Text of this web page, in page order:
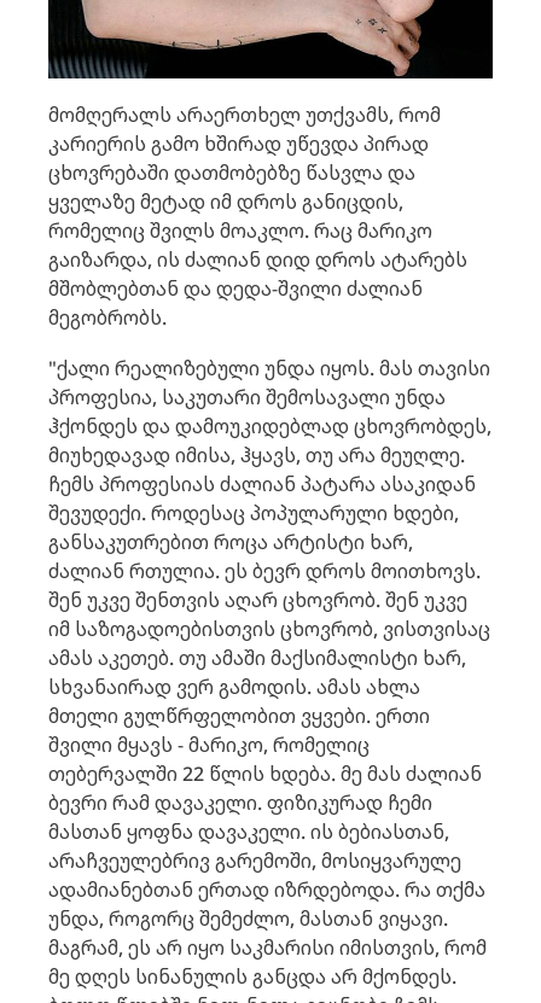
მომღერალს არაერთხელ უთქვამს, რომ
კარიერის გამო ხშირად უწევდა პირად
ცხოვრებაში დათმობებზე წასვლა და
ყველაზე მეტად იმ დროს განიცდის,
რომელიც შვილს მოაკლო. რაც მარიკო
გაიზარდა, ის ძალიან დიდ დროს ატარებს
მშობლებთან და დედა-შვილი ძალიან
მეგობრობს.
"ქალი რეალიზებული უნდა იყოს. მას თავისი
პროფესია, საკუთარი შემოსავალი უნდა
ჰქონდეს და დამოუკიდებლად ცხოვრობდეს,
მიუხედავად იმისა, ჰყავს, თუ არა მეუღლე.
ჩემს პროფესიას ძალიან პატარა ასაკიდან
შევუდექი. როდესაც პოპულარული ხდები,
განსაკუთრებით როცა არტისტი ხარ,
ძალიან რთულია. ეს ბევრ დროს მოითხოვს.
შენ უკვე შენთვის აღარ ცხოვრობ. შენ უკვე
იმ საზოგადოებისთვის ცხოვრობ, ვისთვისაც
ამას აკეთებ. თუ ამაში მაქსიმალისტი ხარ,
სხვანაირად ვერ გამოდის. ამას ახლა
მთელი გულწრფელობით ვყვები. ერთი
შვილი მყავს - მარიკო, რომელიც
თებერვალში 22 წლის ხდება. მე მას ძალიან
ბევრი რამ დავაკელი. ფიზიკურად ჩემი
მასთან ყოფნა დავაკელი. ის ბებიასთან,
არაჩვეულებრივ გარემოში, მოსიყვარულე
ადამიანებთან ერთად იზრდებოდა. რა თქმა
უნდა, როგორც შემეძლო, მასთან ვიყავი.
მაგრამ, ეს არ იყო საკმარისი იმისთვის, რომ
მე დღეს სინანულის განცდა არ მქონდეს.